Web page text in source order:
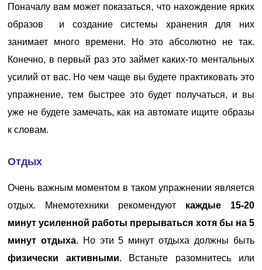
Поначалу вам может показаться, что нахождение ярких
образов и создание системы хранения для них
занимает много времени. Но это абсолютно не так.
Конечно, в первый раз это займет каких-то ментальных
усилий от вас. Но чем чаще вы будете практиковать это
упражнение, тем быстрее это будет получаться, и вы
уже не будете замечать, как на автомате ищите образы
к словам.
Отдых
Очень важным моментом в таком упражнении является
отдых. Мнемотехники рекомендуют каждые 15-20
минут усиленной работы прерываться хотя бы на 5
минут отдыха. Но эти 5 минут отдыха должны быть
физически активными. Встаньте разомнитесь или